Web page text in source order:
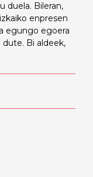
duela. Bileran,
enpresen
egungo egoera
Bi aldeek,